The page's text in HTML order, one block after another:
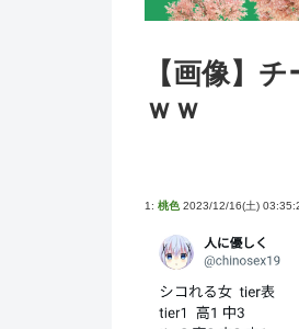
【画像】
ｗｗ
1: 桃色 2023/12/16(土)